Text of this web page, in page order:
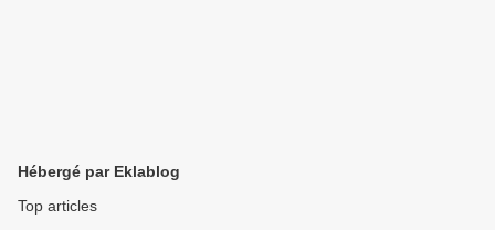
Hébergé par Eklablog
Top articles